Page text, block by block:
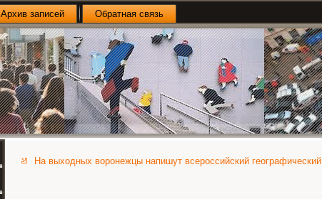
Архив записей Обратная связь
На выходных воронежцы напишут всероссийский географический